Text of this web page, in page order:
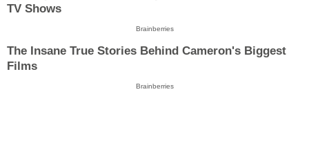
TV Shows
Brainberries
The Insane True Stories Behind Cameron's Biggest
Films
Brainberries